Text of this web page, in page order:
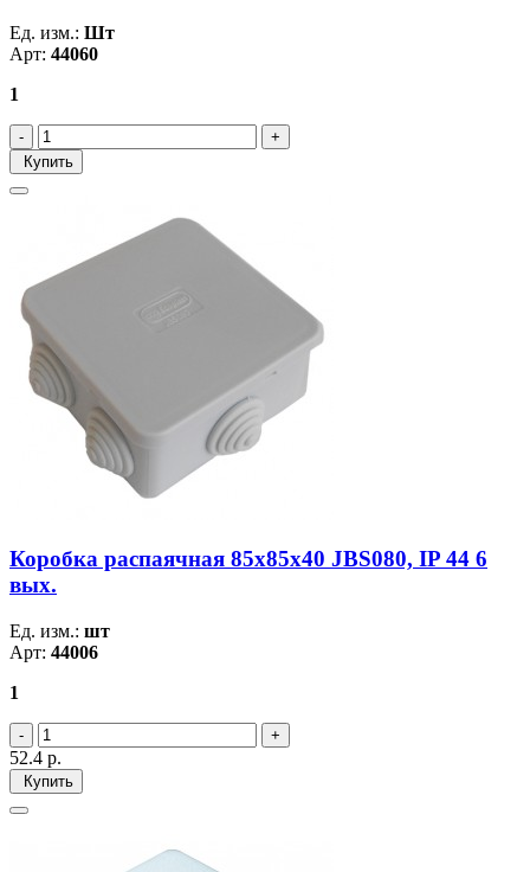
Ед. изм.: Шт
Арт: 44060
1
Купить
Коробка распаячная 85х85х40 JBS080, IP 44 6
вых.
Ед. изм.: шт
Арт: 44006
1
52.4 р.
Купить